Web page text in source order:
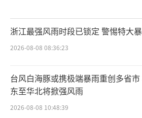
浙江最强风雨时段已锁定 警惕特大
2026-08-08 08:36:23
台风白海豚或携极端暴雨重创多省市
东至华北将掀强风雨
2026-08-08 10:48:39